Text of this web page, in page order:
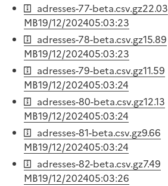
adresses-77-beta.csv.gz22.03
MB19/12/202405:03:23
adresses-78-beta.csv.gz15.89
MB19/12/202405:03:23
adresses-79-beta.csv.gz11.59
MB19/12/202405:03:24
adresses-80-beta.csv.gz12.13
MB19/12/202405:03:24
adresses-81-beta.csv.gz9.66
MB19/12/202405:03:24
adresses-82-beta.csv.gz7.49
MB19/12/202405:03:26